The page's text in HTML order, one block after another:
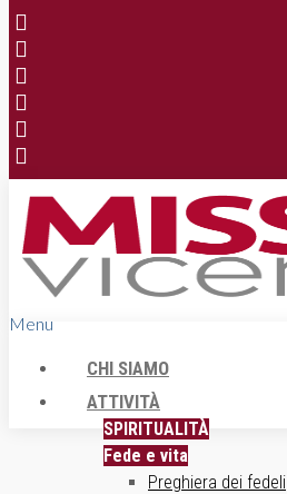
Menu
CHI SIAMO
ATTIVITÀ
SPIRITUALITÀ
Fede e vita
Preghiera dei fedeli